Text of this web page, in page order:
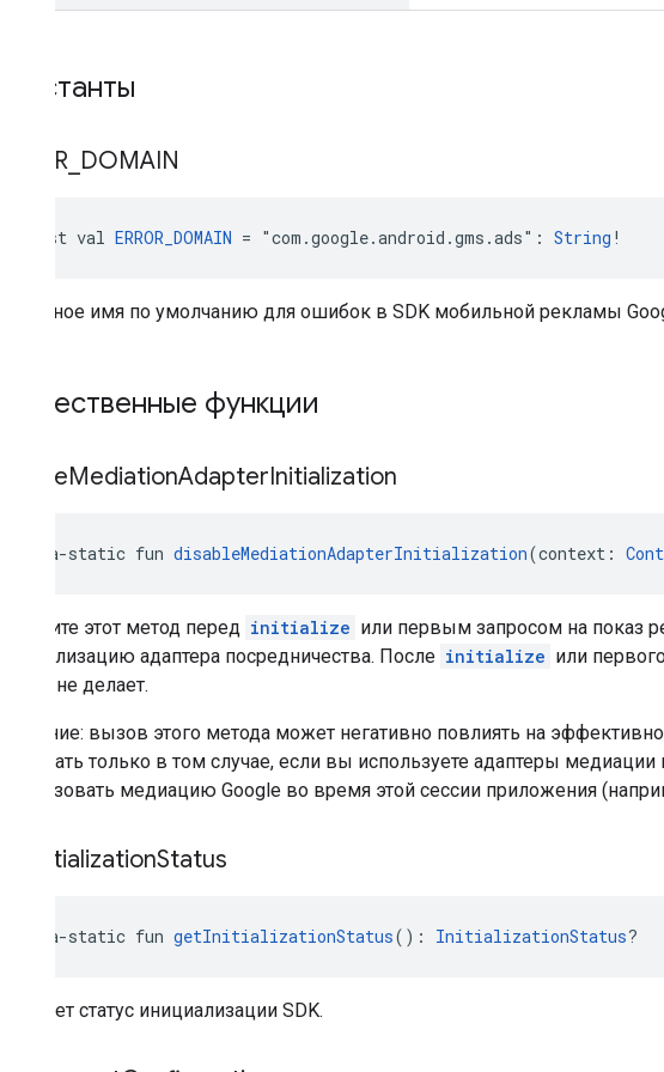
Константы
ERROR DOMAIN
const val ERROR_DOMAIN = "com.google.android.gms.ads": String !
Доменное имя по умолчанию для ошибок в SDK мобильной рекламы
Общественные функции
disableMediationAdapterInitialization
java-static fun disableMediationAdapterInitialization(context:
Вызовите этот метод перед initialize или первым запросом на показ
инициализацию адаптера посредничества. После initialize или
ничего не делает.
Внимание: вызов этого метода может негативно повлиять на
вызывать только в том случае, если вы используете адаптеры
использовать медиацию Google во время этой сессии приложения
InitializationStatus
java-static fun getInitializationStatus(): InitializationStatus?
Получает статус инициализации SDK.